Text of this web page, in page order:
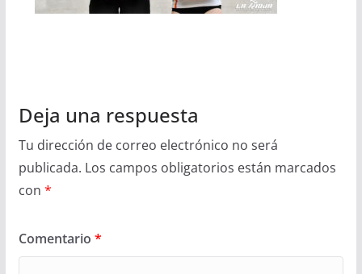
Deja una respuesta
Tu dirección de correo electrónico no será
publicada. Los campos obligatorios están marcados
con *
Comentario *